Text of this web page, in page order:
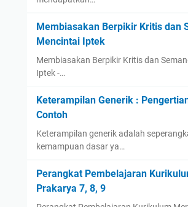
Membiasakan Berpikir Kritis dan
Mencintai Iptek
Membiasakan Berpikir Kritis dan
Iptek -…
Keterampilan Generik :
Contoh
Keterampilan generik adalah
kemampuan dasar ya…
Perangkat Pembelajaran
Prakarya 7, 8, 9